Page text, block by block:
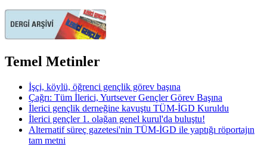
Temel Metinler
İşçi, köylü, öğrenci gençlik görev başına
Çağrı: Tüm İlerici, Yurtsever Gençler Görev Başına
İlerici gençlik derneğine kavuştu TÜM-İGD Kuruldu
İlerici gençler 1. olağan genel kurul'da buluştu!
Alternatif süreç gazetesi'nin TÜM-İGD ile yaptığı röportajın
tam metni